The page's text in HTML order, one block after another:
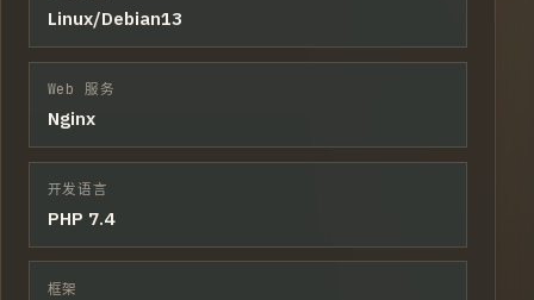
Linux/Debian13
Web 服务
Nginx
开发语言
PHP 7.4
框架